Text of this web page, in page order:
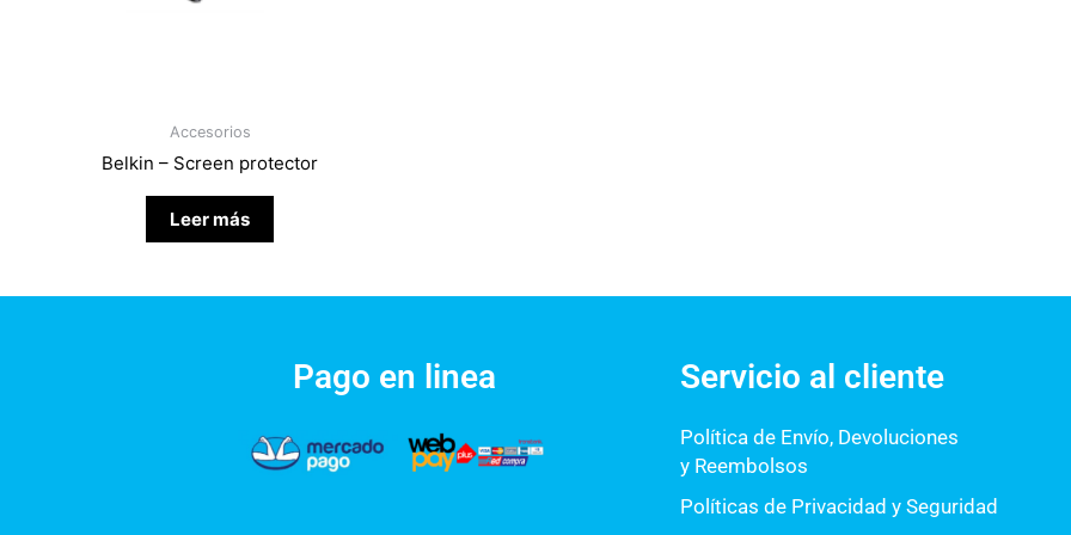
Accesorios
Belkin – Screen protector
Leer más
Pago en linea Servicio al cliente
Política de Envío, Devoluciones
y Reembolsos
Políticas de Privacidad y Seguridad